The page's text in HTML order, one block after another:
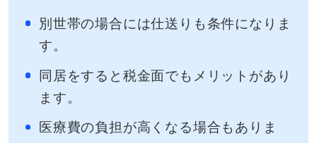
別世帯の場合には仕送りも条件になりま
す。
同居をすると税金面でもメリットがあり
ます。
医療費の負担が高くなる場合もありま